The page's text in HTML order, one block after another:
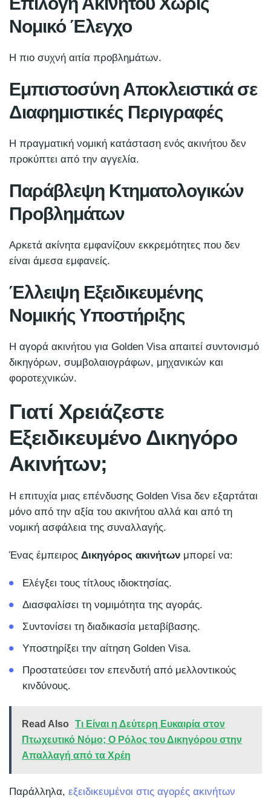
Νομικό Έλεγχο
Η πιο συχνή αιτία προβλημάτων.
Εμπιστοσύνη Αποκλειστικά σε
Διαφημιστικές Περιγραφές
Η πραγματική νομική κατάσταση ενός ακινήτου δεν
προκύπτει από την αγγελία.
Παράβλεψη Κτηματολογικών
Προβλημάτων
Αρκετά ακίνητα εμφανίζουν εκκρεμότητες που δεν
είναι άμεσα εμφανείς.
Έλλειψη Εξειδικευμένης
Νομικής Υποστήριξης
Η αγορά ακινήτου για Golden Visa απαιτεί συντονισμό
δικηγόρων, συμβολαιογράφων, μηχανικών και
φοροτεχνικών.
Γιατί Χρειάζεστε
Εξειδικευμένο Δικηγόρο
Ακινήτων;
Η επιτυχία μιας επένδυσης Golden Visa δεν εξαρτάται
μόνο από την αξία του ακινήτου αλλά και από τη
νομική ασφάλεια της συναλλαγής.
Ένας έμπειρος Δικηγόρος ακινήτων μπορεί να:
Ελέγξει τους τίτλους ιδιοκτησίας.
Διασφαλίσει τη νομιμότητα της αγοράς.
Συντονίσει τη διαδικασία μεταβίβασης.
Υποστηρίξει την αίτηση Golden Visa.
Προστατεύσει τον επενδυτή από μελλοντικούς
κινδύνους.
Read Also
Τι Είναι η Δεύτερη Ευκαιρία στον
Πτωχευτικό Νόμο; Ο Ρόλος του Δικηγόρου στην
Απαλλαγή από τα Χρέη
Παράλληλα, εξειδικευμένοι στις αγορές ακινήτων